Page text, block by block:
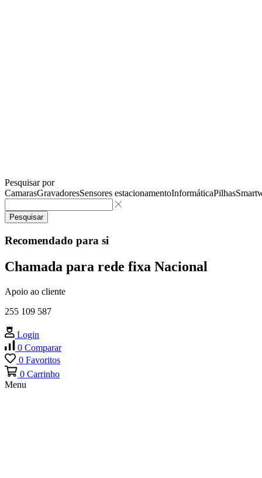
Pesquisar por
CamarasGravadoresSensores estacionamentoInformáticaPilhas
Pesquisar
Recomendado para si
Chamada para rede fixa Nacional
Apoio ao cliente
255 109 587
Login
0 Comparar
0 Favoritos
0 Carrinho
Menu